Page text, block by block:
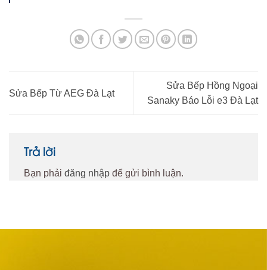
Sửa Bếp Từ AEG Đà Lạt
Sửa Bếp Hồng Ngoại
Sanaky Báo Lỗi e3 Đà Lạt
Trả lời
Bạn phải đăng nhập để gửi bình luận.